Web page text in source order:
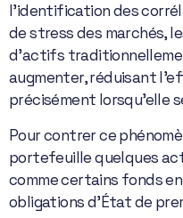
l’identification des
de stress des marchés,
d’actifs
augmenter, réduisant
précisément lorsqu’elle
Pour contrer ce
portefeuille quelques
comme certains fonds
obligations d’État de